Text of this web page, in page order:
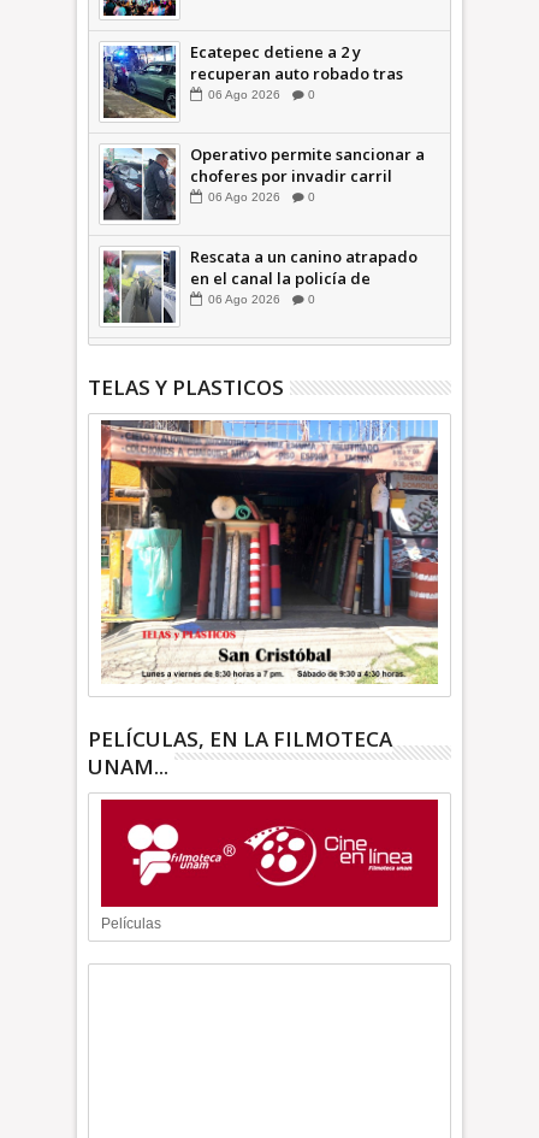
Ecatepec detiene a 2 y
recuperan auto robado tras
operativo con Tecámac +Video
06 Ago 2026 0
Operativo permite sancionar a
choferes por invadir carril
confinado: Ecatepec +Video |
06 Ago 2026 0
Rescata a un canino atrapado
en el canal la policía de
Ecatepec INFORMATIVA
06 Ago 2026 0
TELAS Y PLASTICOS
PELÍCULAS, EN LA FILMOTECA
UNAM...
Películas